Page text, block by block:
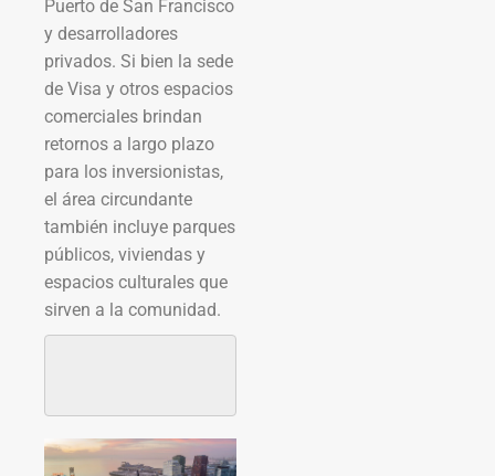
Puerto de San Francisco
y desarrolladores
privados. Si bien la sede
de Visa y otros espacios
comerciales brindan
retornos a largo plazo
para los inversionistas,
el área circundante
también incluye parques
públicos, viviendas y
espacios culturales que
sirven a la comunidad.